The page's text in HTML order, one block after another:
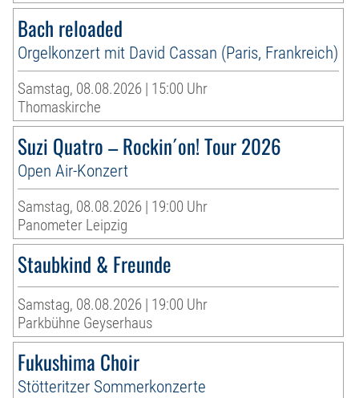
Bach reloaded
Orgelkonzert mit David Cassan (Paris, Frankreich)
Samstag, 08.08.2026 | 15:00 Uhr
Thomaskirche
Suzi Quatro – Rockin´on! Tour 2026
Open Air-Konzert
Samstag, 08.08.2026 | 19:00 Uhr
Panometer Leipzig
Staubkind & Freunde
Samstag, 08.08.2026 | 19:00 Uhr
Parkbühne Geyserhaus
Fukushima Choir
Stötteritzer Sommerkonzerte